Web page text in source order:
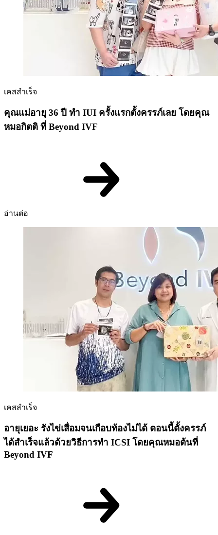
เคสสำเร็จ
คุณแม่อายุ 36 ปี ทำ IUI ครั้งแรกตั้งครรภ์เลย โดยคุณ
หมอกิตติ ที่ Beyond IVF
อ่านต่อ
เคสสำเร็จ
อายุเยอะ รังไข่เสื่อมจนเกือบท้องไม่ได้ ตอนนี้ตั้งครรภ์
ได้สำเร็จแล้วด้วยวิธีการทำ ICSI โดยคุณหมอต้นที่
Beyond IVF